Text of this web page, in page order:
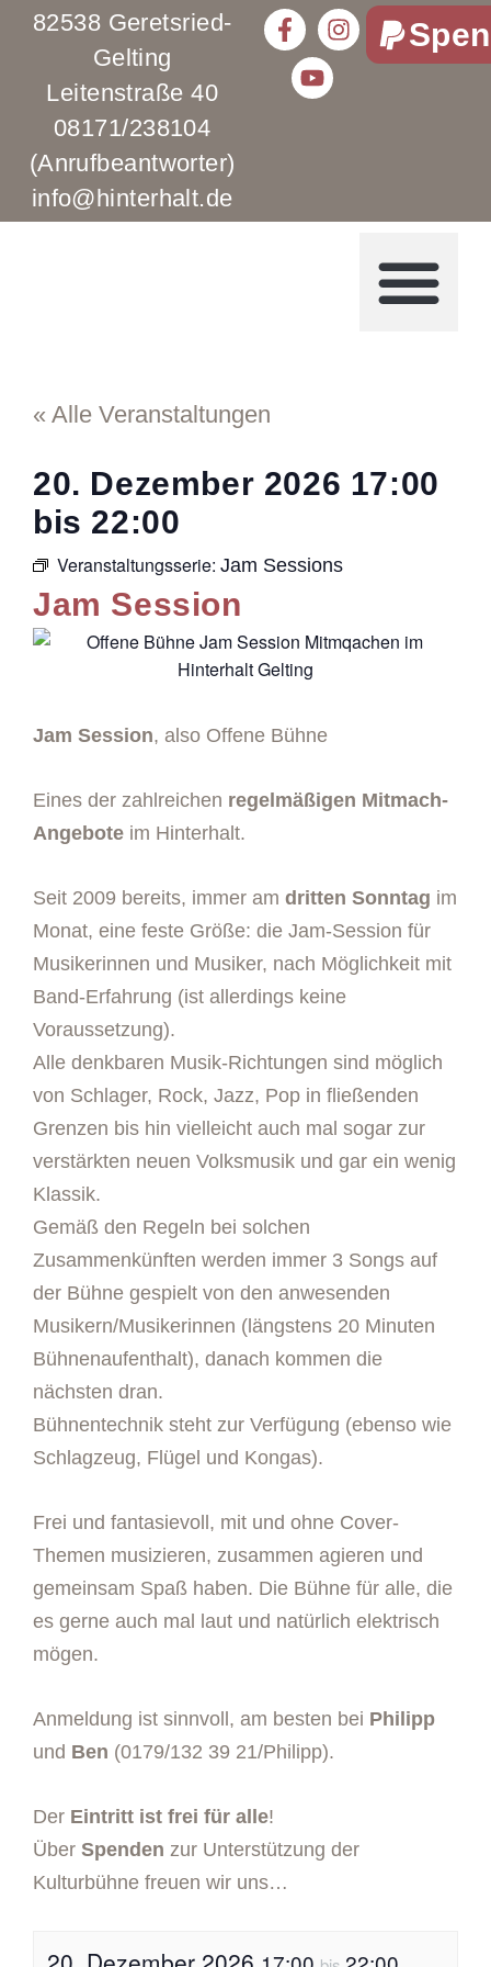
82538 Geretsried-
Gelting
Leitenstraße 40
08171/238104
(Anrufbeantworter)
info@hinterhalt.de
« Alle Veranstaltungen
20. Dezember 2026 17:00
bis 22:00
Veranstaltungsserie: Jam Sessions
Jam Session
Jam Session, also Offene Bühne
Eines der zahlreichen regelmäßigen Mitmach-
Angebote im Hinterhalt.
Seit 2009 bereits, immer am dritten Sonntag im
Monat, eine feste Größe: die Jam-Session für
Musikerinnen und Musiker, nach Möglichkeit mit
Band-Erfahrung (ist allerdings keine
Voraussetzung).
Alle denkbaren Musik-Richtungen sind möglich
von Schlager, Rock, Jazz, Pop in fließenden
Grenzen bis hin vielleicht auch mal sogar zur
verstärkten neuen Volksmusik und gar ein wenig
Klassik.
Gemäß den Regeln bei solchen
Zusammenkünften werden immer 3 Songs auf
der Bühne gespielt von den anwesenden
Musikern/Musikerinnen (längstens 20 Minuten
Bühnenaufenthalt), danach kommen die
nächsten dran.
Bühnentechnik steht zur Verfügung (ebenso wie
Schlagzeug, Flügel und Kongas).
Frei und fantasievoll, mit und ohne Cover-
Themen musizieren, zusammen agieren und
gemeinsam Spaß haben. Die Bühne für alle, die
es gerne auch mal laut und natürlich elektrisch
mögen.
Anmeldung ist sinnvoll, am besten bei Philipp
und Ben (0179/132 39 21/Philipp).
Der Eintritt ist frei für alle!
Über Spenden zur Unterstützung der
Kulturbühne freuen wir uns…